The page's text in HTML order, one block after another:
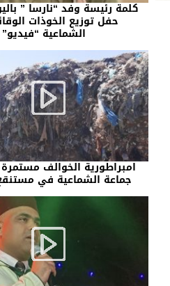
كلمة رئيسة وفد “نارسا ”
حفل توزيع الخوذات
الشماعية “فيديو”
امبراطورية الخوالف
جماعة الشماعية في